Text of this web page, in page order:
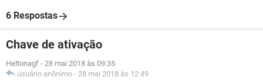
6 Respostas
Chave de ativação
Heltonagf - 28 mai 2018 às 09:35
usuário anônimo - 28 mai 2018 às 12:49